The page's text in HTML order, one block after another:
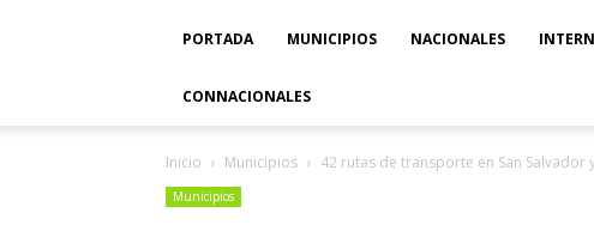
PORTADA MUNICIPIOS NACIONALES
CONNACIONALES
Inicio Municipios 42 rutas de transporte en San
Municipios